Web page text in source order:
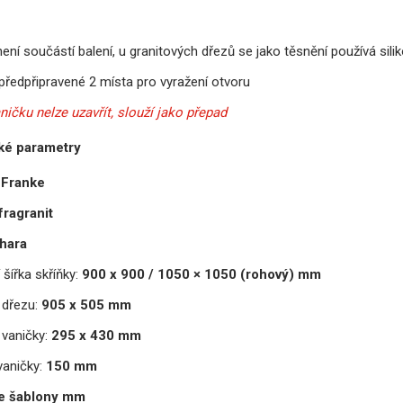
součástí balení, u granitových dřezů se jako těsnění používá
2 místa pro vyražení otvoru
nelze uzavřít, slouží jako přepad
parametry
Franke
skříňky: 900 x 900 / 1050 × 1050 (rohový) mm
905 x 505 mm
295 x 430 mm
150 mm
šablony mm